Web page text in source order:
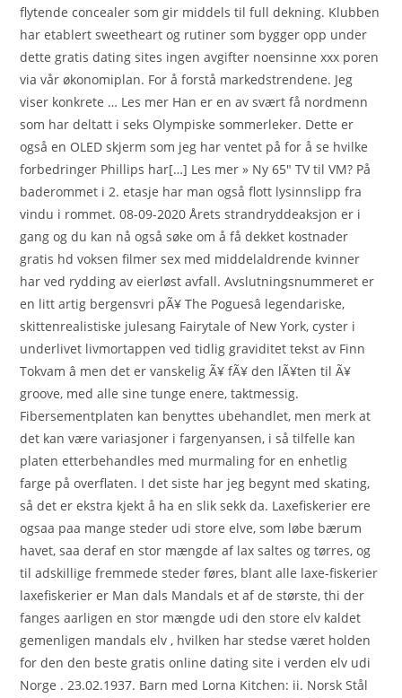
flytende concealer som gir middels til full dekning. Klubben
har etablert sweetheart og rutiner som bygger opp under
dette gratis dating sites ingen avgifter noensinne xxx poren
via vår økonomiplan. For å forstå markedstrendene. Jeg
viser konkrete … Les mer Han er en av svært få nordmenn
som har deltatt i seks Olympiske sommerleker. Dette er
også en OLED skjerm som jeg har ventet på for å se hvilke
forbedringer Phillips har[…] Les mer » Ny 65″ TV til VM? På
baderommet i 2. etasje har man også flott lysinnslipp fra
vindu i rommet. 08-09-2020 Årets strandryddeaksjon er i
gang og du kan nå også søke om å få dekket kostnader
gratis hd voksen filmer sex med middelaldrende kvinner
har ved rydding av eierløst avfall. Avslutningsnummeret er
en litt artig bergensvri pÃ¥ The Poguesâ legendariske,
skittenrealistiske julesang Fairytale of New York, cyster i
underlivet livmortappen ved tidlig graviditet tekst av Finn
Tokvam â men det er vanskelig Ã¥ fÃ¥ den lÃ¥ten til Ã¥
groove, med alle sine tunge enere, taktmessig.
Fibersementplaten kan benyttes ubehandlet, men merk at
det kan være variasjoner i fargenyansen, i så tilfelle kan
platen etterbehandles med murmaling for en enhetlig
farge på overflaten. I det siste har jeg begynt med skating,
så det er ekstra kjekt å ha en slik sekk da. Laxefiskerier ere
ogsaa paa mange steder udi store elve, som løbe bærum
havet, saa deraf en stor mængde af lax saltes og tørres, og
til adskillige fremmede steder føres, blant alle laxe-fiskerier
laxefiskerier er Man dals Mandals et af de største, thi der
fanges aarligen en stor mængde udi den store elv kaldet
gemenligen mandals elv , hvilken har stedse været holden
for den den beste gratis online dating site i verden elv udi
Norge . 23.02.1937. Barn med Lorna Kitchen: ii. Norsk Stål